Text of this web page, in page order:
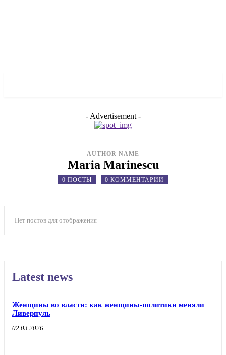
- Advertisement -
AUTHOR NAME
Maria Marinescu
0 ПОСТЫ 0 КОММЕНТАРИИ
Нет постов для отображения
Latest news
Женщины во власти: как женщины-политики меняли
Ливерпуль
02.03.2026